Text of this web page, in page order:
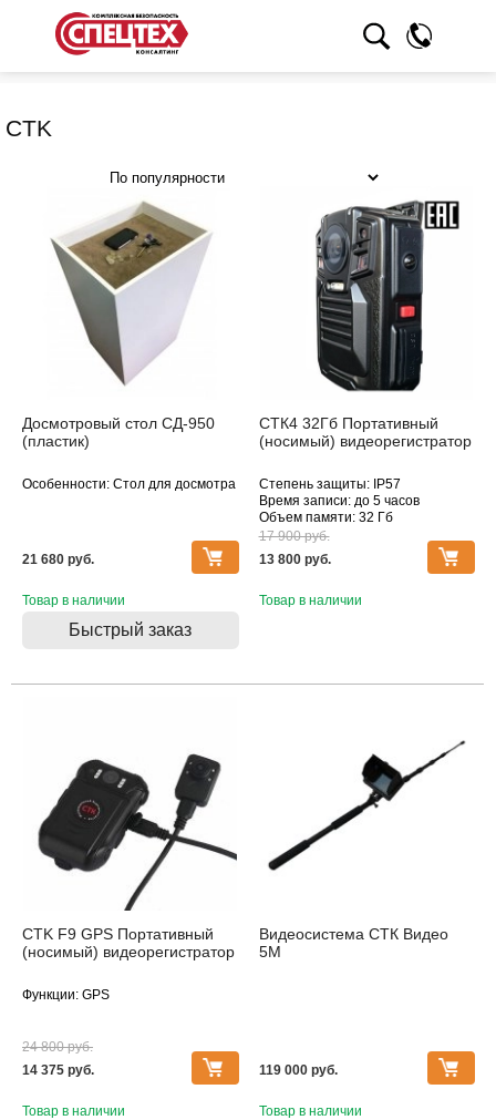
CTK
Досмотровый стол СД-950
(пластик)
Особенности: Стол для досмотра
21 680 pуб.
Товар в наличии
Быстрый заказ
СТК4 32Гб Портативный
(носимый) видеорегистратор
Степень защиты: IP57
Время записи: до 5 часов
Объем памяти: 32 Гб
17 900 pуб.
13 800 pуб.
Товар в наличии
CTK F9 GPS Портативный
(носимый) видеорегистратор
Функции: GPS
24 800 pуб.
14 375 pуб.
Товар в наличии
Видеосистема СТК Видео
5М
119 000 pуб.
Товар в наличии